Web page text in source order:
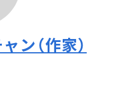
ン（作家）